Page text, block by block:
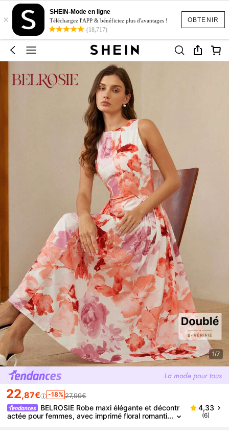
OBTENIR
×
SHEIN-Mode en ligne
Téléchargez l'APP & bénéficiez plus d'avantages !
(18,717)
1/7
22,87€ -18% 27,99€
BELROSIE Robe maxi élégante et décontr
actée pour femmes, avec imprimé floral romanti
4,33
(6)